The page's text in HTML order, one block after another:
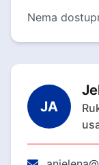
Nema
JA